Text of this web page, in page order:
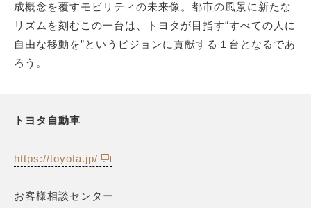
成概念を覆すモビリティの未来像。都市の風景に新たな
リズムを刻むこの一台は、トヨタが目指す“すべての人に
自由な移動を”というビジョンに貢献する１台となるであ
ろう。
トヨタ自動車
https://toyota.jp/
お客様相談センター